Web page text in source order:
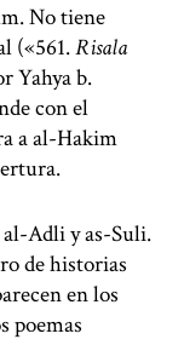
No tiene
(«561.Risala
Yahya b.
con el
a al-Hakim
al-Adli y as-Suli.
de historias
en los
poemas